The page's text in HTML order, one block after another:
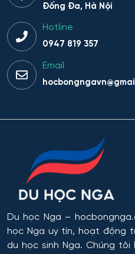
Đống Đa, Hà Nội
Hotline
0947 819 357
Email
Du học Nga –
học Nga uy tín, hoạt động
du học sinh Nga. Chúng